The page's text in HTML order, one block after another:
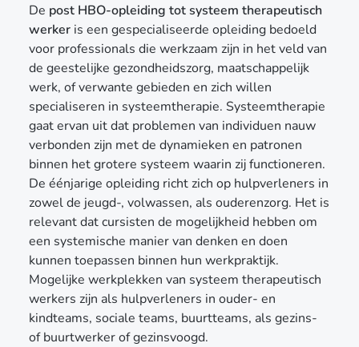
De post HBO-opleiding tot systeem therapeutisch
werker is een gespecialiseerde opleiding bedoeld
voor professionals die werkzaam zijn in het veld van
de geestelijke gezondheidszorg, maatschappelijk
werk, of verwante gebieden en zich willen
specialiseren in systeemtherapie. Systeemtherapie
gaat ervan uit dat problemen van individuen nauw
verbonden zijn met de dynamieken en patronen
binnen het grotere systeem waarin zij functioneren.
De éénjarige opleiding richt zich op hulpverleners in
zowel de jeugd-, volwassen, als ouderenzorg. Het is
relevant dat cursisten de mogelijkheid hebben om
een systemische manier van denken en doen
kunnen toepassen binnen hun werkpraktijk.
Mogelijke werkplekken van systeem therapeutisch
werkers zijn als hulpverleners in ouder- en
kindteams, sociale teams, buurtteams, als gezins-
of buurtwerker of gezinsvoogd.